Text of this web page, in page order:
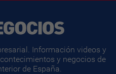
Información videos y
y negocios de
de España.